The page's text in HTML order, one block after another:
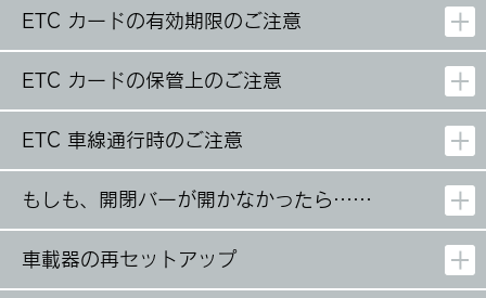
ETC カードの有効期限のご注意
ETC カードの保管上のご注意
ETC 車線通行時のご注意
もしも、開閉バーが開かなかったら……
車載器の再セットアップ